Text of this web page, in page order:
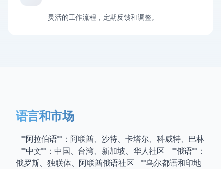
灵活的工作流程，定期反馈和调整。
语言和市场
- **阿拉伯语**：阿联酋、沙特、卡塔尔、科威特、巴林
- **中文**：中国、台湾、新加坡、华人社区 - **俄语**：
俄罗斯、独联体、阿联酋俄语社区 - **乌尔都语和印地